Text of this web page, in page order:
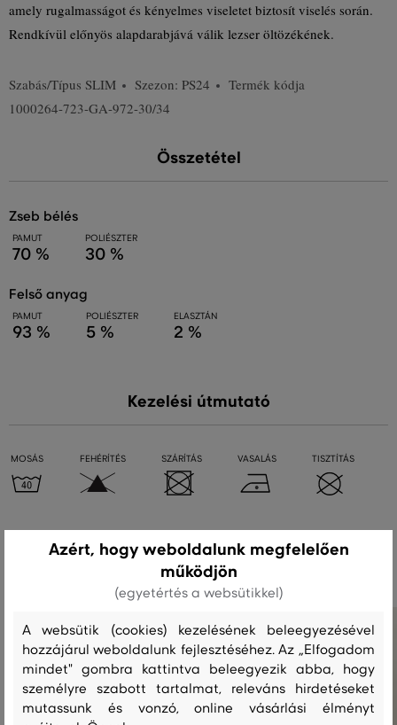
amely rugalmasságot és kényelmes viseletet biztosít viselés során.
Rendkívül előnyös alapdarabjává válik lezser öltözékének.
Szabás/Típus SLIM Szezon: PS24
Termék kódja
1000264-723-GA-972-30/34
Összetétel
zseb bélés
PAMUT
70 %
POLIÉSZTER
30 %
felső anyag
PAMUT
93 %
POLIÉSZTER
5 %
ELASZTÁN
2 %
Kezelési útmutató
MOSÁS FEHÉRÍTÉS SZÁRÍTÁS VASALÁS TISZTÍTÁS
Ajánlott termékek
Azért, hogy weboldalunk megfelelően
működjön
(egyetértés a websütikkel)
A websütik (cookies) kezelésének beleegyezésével
hozzájárul weboldalunk fejlesztéséhez. Az „Elfogadom
mindet" gombra kattintva beleegyezik abba, hogy
személyre szabott tartalmat, releváns hirdetéseket
mutassunk és vonzó, online vásárlási élményt